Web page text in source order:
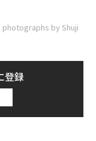
photographs by Shuji
登録